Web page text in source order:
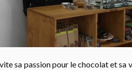
sa passion pour le chocolat et sa